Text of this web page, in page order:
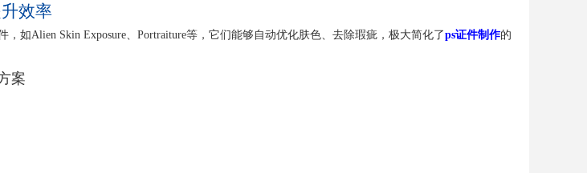
效率
，如Alien Skin Exposure、Portraiture等，它们能够自动优化肤色、去除瑕疵，极大简化了ps证件制作的
案